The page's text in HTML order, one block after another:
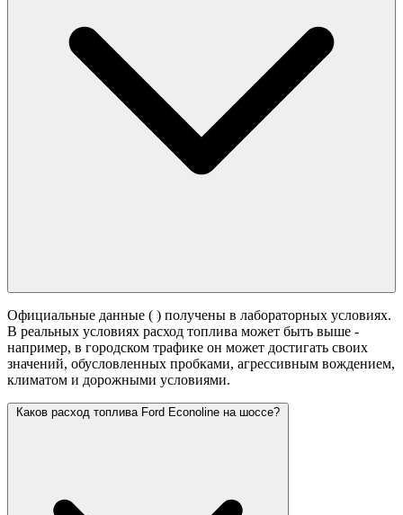
Официальные данные ( ) получены в лабораторных условиях.
В реальных условиях расход топлива может быть выше -
например, в городском трафике он может достигать своих
значений, обусловленных пробками, агрессивным вождением,
климатом и дорожными условиями.
Каков расход топлива Ford Econoline на шоссе?